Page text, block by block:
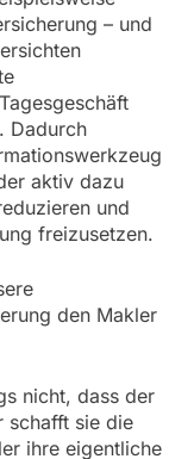
– und
Dadurch
aktiv dazu
und
freizusetzen.
den Makler
nicht, dass der
schafft sie die
ihre eigentliche